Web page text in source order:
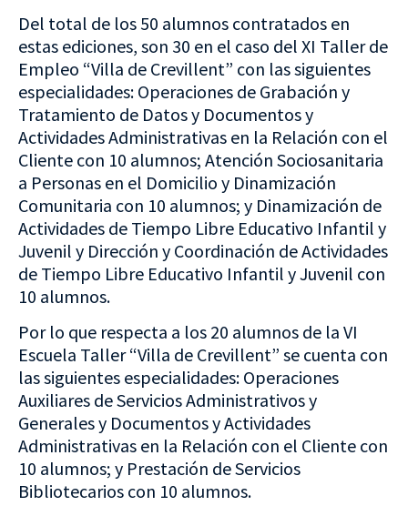
Del total de los 50 alumnos contratados en
estas ediciones, son 30 en el caso del XI Taller de
Empleo “Villa de Crevillent” con las siguientes
especialidades: Operaciones de Grabación y
Tratamiento de Datos y Documentos y
Actividades Administrativas en la Relación con el
Cliente con 10 alumnos; Atención Sociosanitaria
a Personas en el Domicilio y Dinamización
Comunitaria con 10 alumnos; y Dinamización de
Actividades de Tiempo Libre Educativo Infantil y
Juvenil y Dirección y Coordinación de Actividades
de Tiempo Libre Educativo Infantil y Juvenil con
10 alumnos.
Por lo que respecta a los 20 alumnos de la VI
Escuela Taller “Villa de Crevillent” se cuenta con
las siguientes especialidades: Operaciones
Auxiliares de Servicios Administrativos y
Generales y Documentos y Actividades
Administrativas en la Relación con el Cliente con
10 alumnos; y Prestación de Servicios
Bibliotecarios con 10 alumnos.